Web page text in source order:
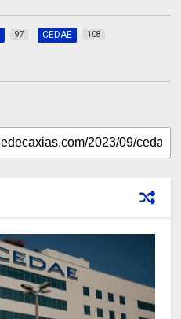
97 CEDAE 108